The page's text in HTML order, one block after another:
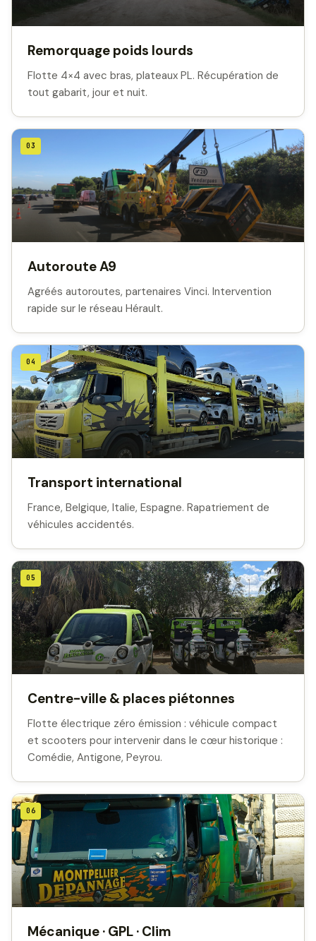
Remorquage poids lourds
Flotte 4×4 avec bras, plateaux PL. Récupération de
tout gabarit, jour et nuit.
03
Autoroute A9
Agréés autoroutes, partenaires Vinci. Intervention
rapide sur le réseau Hérault.
04
Transport international
France, Belgique, Italie, Espagne. Rapatriement de
véhicules accidentés.
05
Centre-ville & places piétonnes
Flotte électrique zéro émission : véhicule compact
et scooters pour intervenir dans le cœur historique :
Comédie, Antigone, Peyrou.
06
Mécanique · GPL · Clim